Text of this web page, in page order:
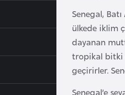
Senegal,
ülkede iklim
dayanan
tropikal bitki
geçirirler.
Senegal’e